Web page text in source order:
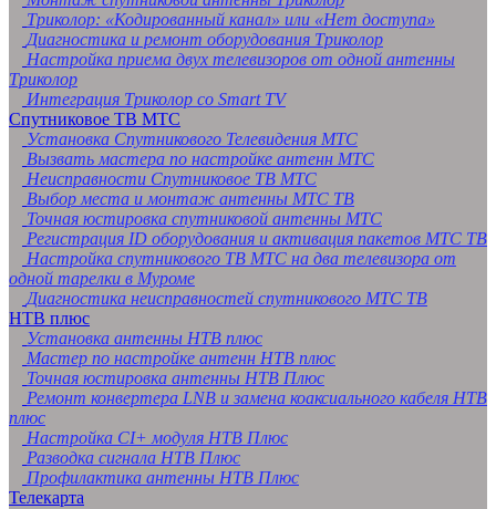
Триколор: «Кодированный канал» или «Нет доступа»
Диагностика и ремонт оборудования Триколор
Настройка приема двух телевизоров от одной антенны
Триколор
Интеграция Триколор со Smart TV
Спутниковое ТВ МТС
Установка Спутникового Телевидения МТС
Вызвать мастера по настройке антенн МТС
Неисправности Спутниковое ТВ МТС
Выбор места и монтаж антенны МТС ТВ
Точная юстировка спутниковой антенны МТС
Регистрация ID оборудования и активация пакетов МТС ТВ
Настройка спутникового ТВ МТС на два телевизора от
одной тарелки в Муроме
Диагностика неисправностей спутникового МТС ТВ
НТВ плюс
Установка антенны НТВ плюс
Мастер по настройке антенн НТВ плюс
Точная юстировка антенны НТВ Плюс
Ремонт конвертера LNB и замена коаксиального кабеля НТВ
плюс
Настройка CI+ модуля НТВ Плюс
Разводка сигнала НТВ Плюс
Профилактика антенны НТВ Плюс
Телекарта